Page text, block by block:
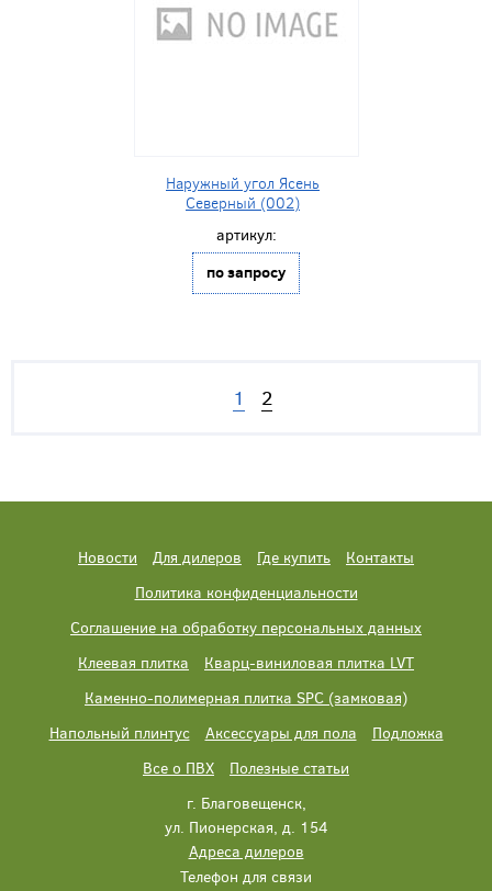
Наружный угол Ясень
Северный (002)
артикул:
по запросу
1 2
Новости Для дилеров Где купить
Контакты
Политика конфиденциальности
Соглашение на обработку персональных данных
Клеевая плитка
Кварц-виниловая плитка LVT
Каменно-полимерная плитка SPC (замковая)
Напольный плинтус
Аксессуары для пола
Подложка
Все о ПВХ
Полезные статьи
г. Благовещенск,
ул. Пионерская, д. 154
Адреса дилеров
Телефон для связи